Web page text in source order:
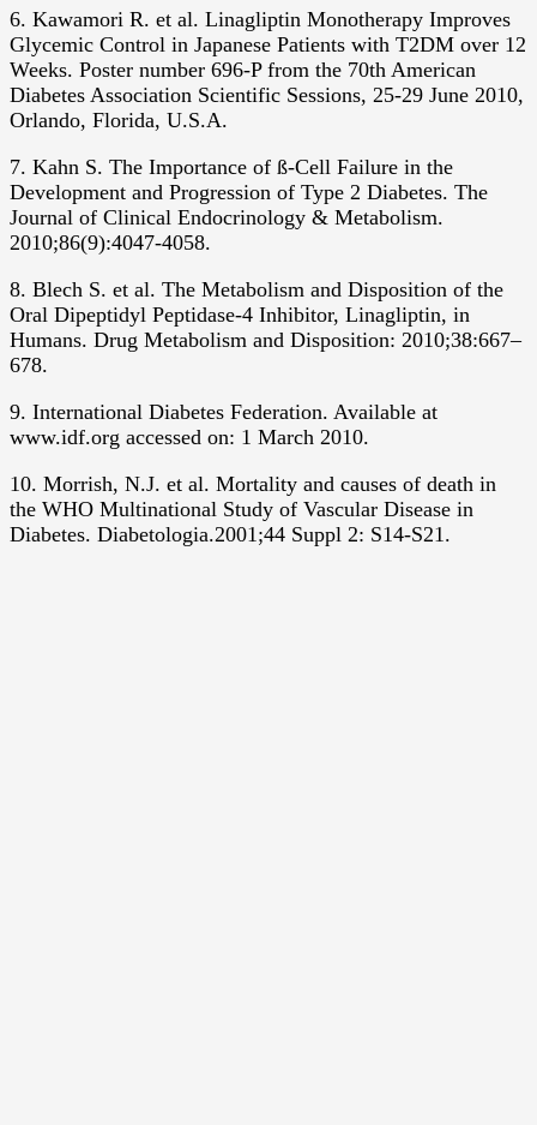
6. Kawamori R. et al. Linagliptin Monotherapy Improves
Glycemic Control in Japanese Patients with T2DM over 12
Weeks. Poster number 696-P from the 70th American
Diabetes Association Scientific Sessions, 25-29 June 2010,
Orlando, Florida, U.S.A.
7. Kahn S. The Importance of ß-Cell Failure in the
Development and Progression of Type 2 Diabetes. The
Journal of Clinical Endocrinology & Metabolism.
2010;86(9):4047-4058.
8. Blech S. et al. The Metabolism and Disposition of the
Oral Dipeptidyl Peptidase-4 Inhibitor, Linagliptin, in
Humans. Drug Metabolism and Disposition: 2010;38:667–
678.
9. International Diabetes Federation. Available at
www.idf.org accessed on: 1 March 2010.
10. Morrish, N.J. et al. Mortality and causes of death in
the WHO Multinational Study of Vascular Disease in
Diabetes. Diabetologia.2001;44 Suppl 2: S14-S21.